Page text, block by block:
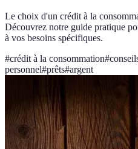
Le choix d'un crédit à la
Découvrez notre guide pratique
à vos besoins spécifiques.
#crédit à la consommation#
personnel#prêts#argent